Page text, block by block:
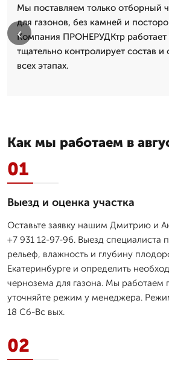
Мы поставляем только отборный
для газонов, без камней и
Компания ПРОНЕРУДКтр работает
тщательно контролирует состав
всех этапах.
‹
Как мы работаем в
01
Выезд и оценка участка
Оставьте заявку нашим Дмитрию и
+7 931 12-97-96. Выезд специалиста
рельеф, влажность и глубину
Екатеринбурге и определить
чернозема для газона. Мы работаем
уточняйте режим у менеджера.
18 Сб-Вс вых.
02